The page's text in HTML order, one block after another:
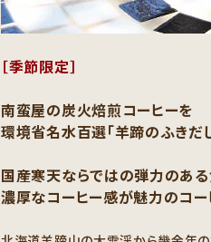
［季節限定］
南蛮屋の炭火焙煎コーヒーを
環境省名水百選「羊蹄のふきだ
国産寒天ならではの弾力のあ
濃厚なコーヒー感が魅力のコー